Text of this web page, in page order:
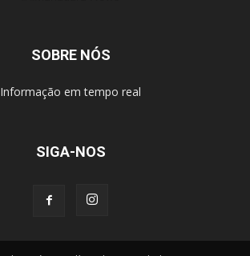
SOBRE NÓS
Informação em tempo real
SIGA-NOS